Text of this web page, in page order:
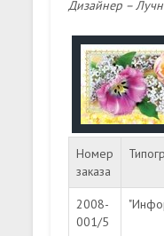
Дизайнер –
Номер
заказа
2008-
001/5